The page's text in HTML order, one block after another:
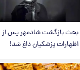
بحث بازگشت شادمهر پس از
اظهارات پزشکیان داغ شد!